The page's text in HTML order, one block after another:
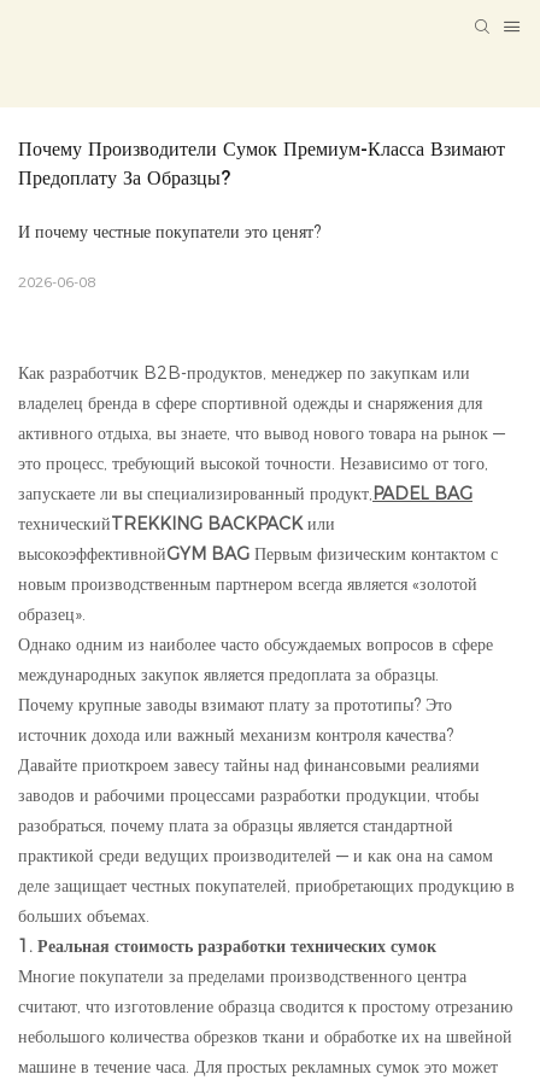
Почему Производители Сумок Премиум-Класса Взимают
Предоплату За Образцы?
И почему честные покупатели это ценят?
2026-06-08
Как разработчик B2B-продуктов, менеджер по закупкам или
владелец бренда в сфере спортивной одежды и снаряжения для
активного отдыха, вы знаете, что вывод нового товара на рынок —
это процесс, требующий высокой точности. Независимо от того,
запускаете ли вы специализированный продукт,PADEL BAG
техническийTREKKING BACKPACKили
высокоэффективнойGYM BAG Первым физическим контактом с
новым производственным партнером всегда является «золотой
образец».
Однако одним из наиболее часто обсуждаемых вопросов в сфере
международных закупок является предоплата за образцы.
Почему крупные заводы взимают плату за прототипы? Это
источник дохода или важный механизм контроля качества?
Давайте приоткроем завесу тайны над финансовыми реалиями
заводов и рабочими процессами разработки продукции, чтобы
разобраться, почему плата за образцы является стандартной
практикой среди ведущих производителей — и как она на самом
деле защищает честных покупателей, приобретающих продукцию в
больших объемах.
1. Реальная стоимость разработки технических сумок
Многие покупатели за пределами производственного центра
считают, что изготовление образца сводится к простому отрезанию
небольшого количества обрезков ткани и обработке их на швейной
машине в течение часа. Для простых рекламных сумок это может